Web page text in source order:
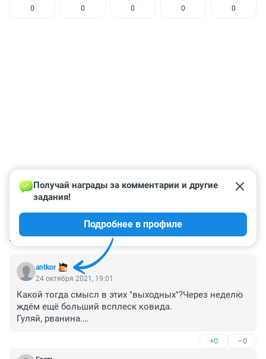
0 0 0 0 0
КОММЕНТАРИИ 16
antkor
Получай награды за комментарии и другие
задания!
Подробнее в профиле
24 октября 2021, 19:01
Какой тогда смысл в этих "выходных"?Через неделю
ждём ещё больший всплеск ковида.
Гуляй, рванина.
+0 –0